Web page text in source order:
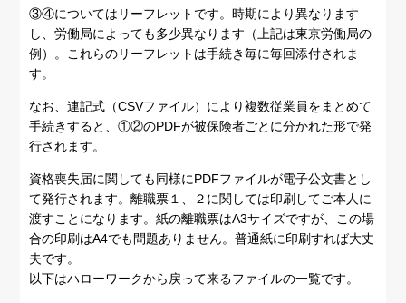
③④についてはリーフレットです。時期により異なります
し、労働局によっても多少異なります（上記は東京労働局の
例）。これらのリーフレットは手続き毎に毎回添付されま
す。
なお、連記式（CSVファイル）により複数従業員をまとめて
手続きすると、①②のPDFが被保険者ごとに分かれた形で発
行されます。
資格喪失届に関しても同様にPDFファイルが電子公文書とし
て発行されます。離職票１、２に関しては印刷してご本人に
渡すことになります。紙の離職票はA3サイズですが、この場
合の印刷はA4でも問題ありません。普通紙に印刷すれば大丈
夫です。
以下はハローワークから戻って来るファイルの一覧です。